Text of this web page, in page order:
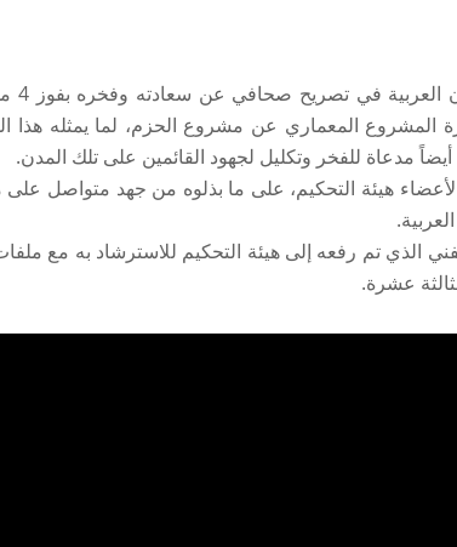
أعرب
المشروع المعماري عن مشروع الحزم، لما يمثله
مدعاة للفخر وتكليل لجهود القائمين على تلك المدن.
لأعضاء هيئة التحكيم، على ما بذلوه من جهد متواصل على
الذي تم رفعه إلى هيئة التحكيم للاسترشاد به مع
عشرة.